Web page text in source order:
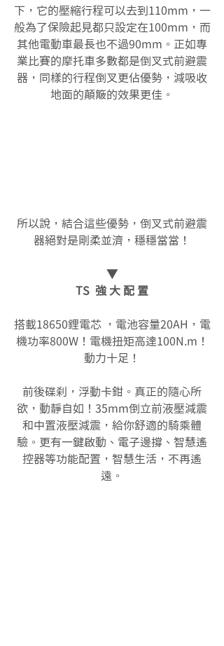
下，它的壓縮行程可以去到110mm，一
般為了保險起見都只設定在100mm，而
其他電動車最長也不過90mm。正如專
業比賽的摩托車多數都是倒叉式前避震
器，同樣的行程倒叉更佔優勢，減吸收
地面的顛簸的效果更佳。
所以說，結合這些優勢，倒叉式前避震
器絕對是剛柔並濟，穩穩當當！
▼
TS  強 大 配 置
搭載18650鋰電芯 ，電池容量20AH，電
機功率800W！電機扭矩高達100N.m！
動力十足！
前後碟刹，浮動卡鉗。真正的隨心所
欲，動靜自如！35mm倒立前液壓減震
和中置液壓減震，給你舒適的騎乘體
驗。更有一鍵啟動、電子邊撐、智慧遙
控器等功能配置，智慧生活，不再遙
遠。